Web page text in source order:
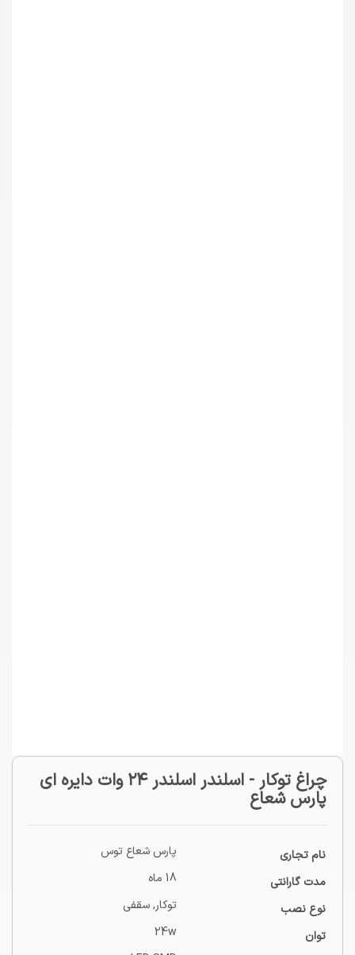
چراغ توکار - اسلندر اسلندر ۲۴ وات دایره ای
پارس شعاع
نام تجاری
پارس شعاع توس
مدت گارانتی
18 ماه
نوع نصب
توکار,سقفی
توان
24w